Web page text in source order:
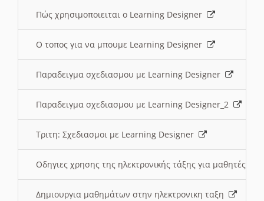
Πώς χρησιμοποιειται ο Learning Designer
O τοπος για να μπουμε Learning Designer
Παραδειγμα σχεδιασμου με Learning Designer
Παραδειγμα σχεδιασμου με Learning Designer_2
Τριτη: Σχεδιασμοι με Learning Designer
Οδηγιες χρησης της ηλεκτρονικής τάξης για μαθητές
Δημιουργια μαθημάτων στην ηλεκτρονικη ταξη